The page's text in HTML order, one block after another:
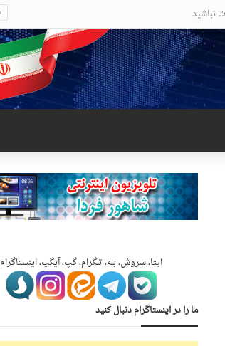
ایتا، سروش، بله، تلگرام، گپ، آیگپ، اینستاگرام
ما را در اینستاگرام دنبال کنید